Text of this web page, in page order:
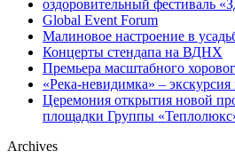
оздоровительный фестиваль
Global Event Forum
Малиновое настроение в
Концерты стендапа на ВДНХ
Премьера масштабного
«Река-невидимка» –
Церемония открытия новой
площадки Группы
Archives